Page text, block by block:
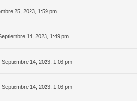
25, 2023, 1:59 pm
14, 2023, 1:49 pm
Septiembre 14, 2023, 1:03 pm
Septiembre 14, 2023, 1:03 pm